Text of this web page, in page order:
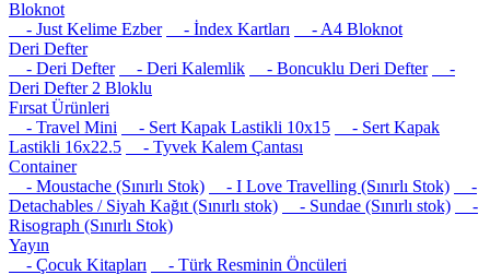
Bloknot
- Just Kelime Ezber
- İndex Kartları
- A4 Bloknot
Deri Defter
- Deri Defter
- Deri Kalemlik - Boncuklu Deri Defter
-
Deri Defter 2 Bloklu
Fırsat Ürünleri
- Travel Mini
- Sert Kapak Lastikli 10x15
- Sert Kapak
Lastikli 16x22.5
- Tyvek Kalem Çantası
Container
- Moustache (Sınırlı Stok)
- I Love Travelling (Sınırlı Stok)
-
Detachables / Siyah Kağıt (Sınırlı stok)
- Sundae (Sınırlı stok)
-
Risograph (Sınırlı Stok)
Yayın
- Çocuk Kitapları
- Türk Resminin Öncüleri